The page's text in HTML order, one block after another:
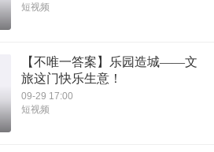
短视频
【不唯一答案】乐园造城——文
旅这门快乐生意！
09-29 17:00
短视频